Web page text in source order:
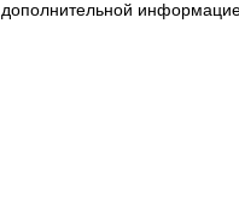
дополнительной